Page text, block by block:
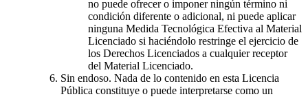
no puede ofrecer o imponer ningún término ni
condición diferente o adicional, ni puede aplicar
ninguna Medida Tecnológica Efectiva al Material
Licenciado si haciéndolo restringe el ejercicio de
los Derechos Licenciados a cualquier receptor
del Material Licenciado.
Sin endoso. Nada de lo contenido en esta Licencia
Pública constituye o puede interpretarse como un